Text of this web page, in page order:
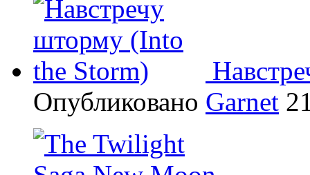
Опубликовано Garnet